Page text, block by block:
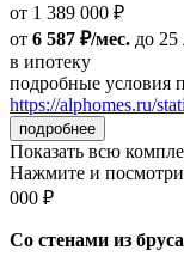
от 1 389 000 ₽
от 6 587 ₽/мес. до 25
в ипотеку
подробные условия
https://alphomes.ru/
подробнее
Показать всю
Нажмите и
000 ₽
Со стенами из